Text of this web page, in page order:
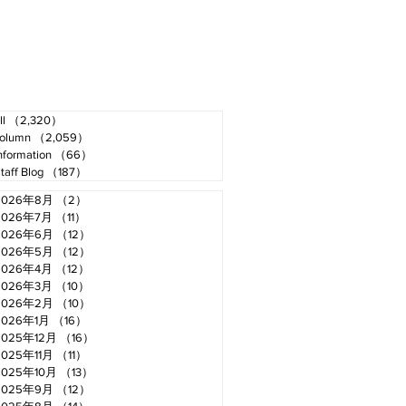
（2,320）
（2,059）
（66）
Blog
（187）
年8月 （2）
年7月
（11）
年6月
（12）
年5月
（12）
年4月
（12）
年3月
（10）
年2月
（10）
年1月
（16）
年12月
（16）
年11月
（11）
年10月
（13）
年9月
（12）